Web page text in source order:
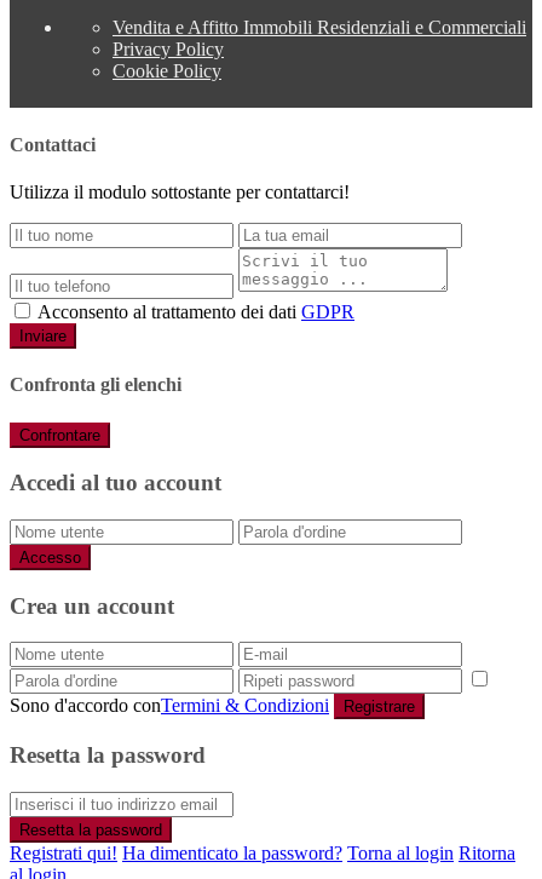
Vendita e Affitto Immobili Residenziali e Commerciali
Privacy Policy
Cookie Policy
Contattaci
Utilizza il modulo sottostante per contattarci!
Acconsento al trattamento dei dati GDPR
Inviare
Confronta gli elenchi
Confrontare
Accedi al tuo account
Accesso
Crea un account
Sono d'accordo conTermini & Condizioni Registrare
Resetta la password
Resetta la password
Registrati qui! Ha dimenticato la password? Torna al login Ritorna
al login